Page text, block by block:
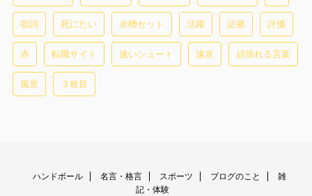
歌詞 死にたい 水槽セット 活躍 証拠 評価
赤 転職サイト 速いシュート 速攻 頑張れる言葉
風景 ３枚目
ハンドボール 名言・格言 スポーツ ブログのこと
雑
記・体験